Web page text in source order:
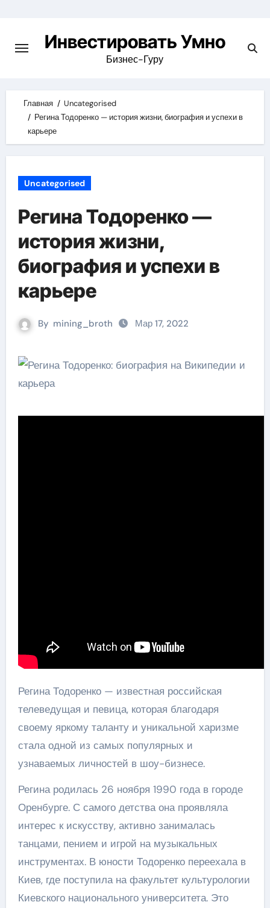
content
Инвестировать Умно
Бизнес-Гуру
Главная
Uncategorised
Регина Тодоренко — история жизни, биография и успехи в
карьере
Uncategorised
Регина Тодоренко —
история жизни,
биография и успехи в
карьере
By mining_broth Мар 17, 2022
Регина Тодоренко — известная российская
телеведущая и певица, которая благодаря
своему яркому таланту и уникальной харизме
стала одной из самых популярных и
узнаваемых личностей в шоу-бизнесе.
Регина родилась 26 ноября 1990 года в городе
Оренбурге. С самого детства она проявляла
интерес к искусству, активно занималась
танцами, пением и игрой на музыкальных
инструментах. В юности Тодоренко переехала в
Киев, где поступила на факультет культурологии
Киевского национального университета. Это